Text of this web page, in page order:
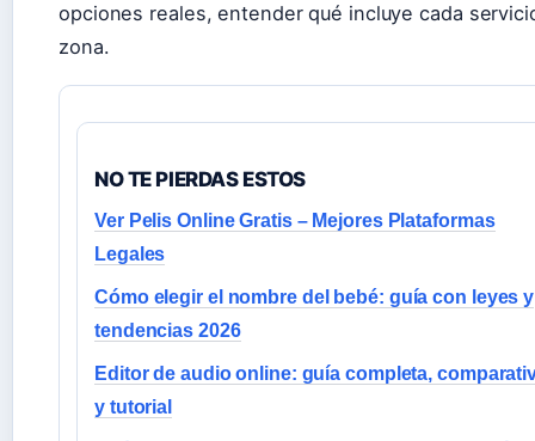
opciones reales, entender qué incluye cada
zona.
NO TE PIERDAS ESTOS
Ver Pelis Online Gratis – Mejores Plataformas
Legales
Cómo elegir el nombre del bebé: guía con leyes y
tendencias 2026
Editor de audio online: guía completa,
y tutorial